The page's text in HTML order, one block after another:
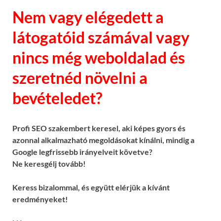
Nem vagy elégedett a
látogatóid számával vagy
nincs még weboldalad és
szeretnéd növelni a
bevételedet?
Profi SEO szakembert keresel, aki képes gyors és
azonnal alkalmazható megoldásokat kínálni, mindig a
Google legfrissebb irányelveit követve?
Ne keresgélj tovább!
Keress bizalommal, és együtt elérjük a kívánt
eredményeket!